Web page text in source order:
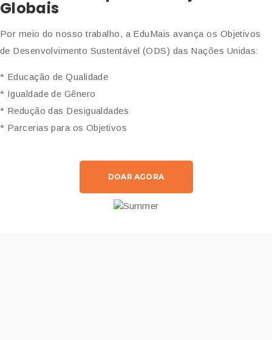
Globais
Por meio do nosso trabalho, a EduMais avança os Objetivos
de Desenvolvimento Sustentável (ODS) das Nações Unidas:
* Educação de Qualidade
* Igualdade de Gênero
* Redução das Desigualdades
* Parcerias para os Objetivos
DOAR AGORA